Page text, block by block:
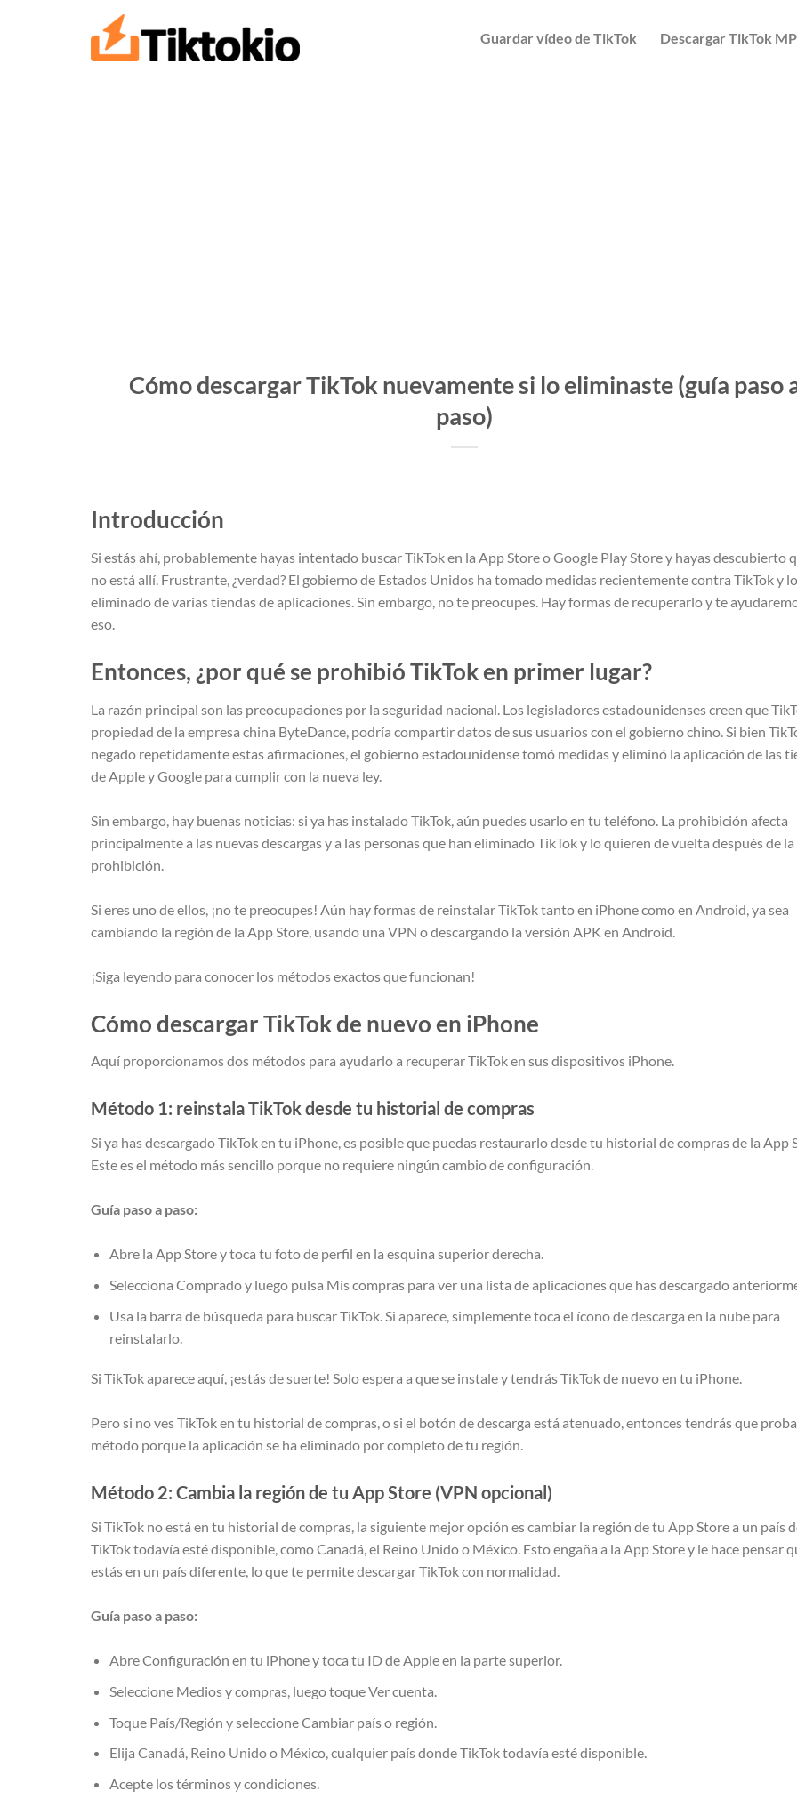
Guardar vídeo de TikTok Descargar TikTok
Cómo descargar TikTok nuevamente si lo eliminaste (guía paso
paso)
Introducción
Si estás ahí, probablemente hayas intentado buscar TikTok en la App Store o Google Play Store y hayas descubierto
no está allí. Frustrante, ¿verdad? El gobierno de Estados Unidos ha tomado medidas recientemente contra TikTok y
eliminado de varias tiendas de aplicaciones. Sin embargo, no te preocupes. Hay formas de recuperarlo y te
eso.
Entonces, ¿por qué se prohibió TikTok en primer lugar?
La razón principal son las preocupaciones por la seguridad nacional. Los legisladores estadounidenses creen que
propiedad de la empresa china ByteDance, podría compartir datos de sus usuarios con el gobierno chino. Si bien
negado repetidamente estas afirmaciones, el gobierno estadounidense tomó medidas y eliminó la aplicación de las
de Apple y Google para cumplir con la nueva ley.
Sin embargo, hay buenas noticias: si ya has instalado TikTok, aún puedes usarlo en tu teléfono. La prohibición afecta
principalmente a las nuevas descargas y a las personas que han eliminado TikTok y lo quieren de vuelta después de la
prohibición.
Si eres uno de ellos, ¡no te preocupes! Aún hay formas de reinstalar TikTok tanto en iPhone como en Android, ya sea
cambiando la región de la App Store, usando una VPN o descargando la versión APK en Android.
¡Siga leyendo para conocer los métodos exactos que funcionan!
Cómo descargar TikTok de nuevo en iPhone
Aquí proporcionamos dos métodos para ayudarlo a recuperar TikTok en sus dispositivos iPhone.
Método 1: reinstala TikTok desde tu historial de compras
Si ya has descargado TikTok en tu iPhone, es posible que puedas restaurarlo desde tu historial de compras de la App
Este es el método más sencillo porque no requiere ningún cambio de configuración.
Guía paso a paso:
Abre la App Store y toca tu foto de perfil en la esquina superior derecha.
Selecciona Comprado y luego pulsa Mis compras para ver una lista de aplicaciones que has descargado
Usa la barra de búsqueda para buscar TikTok. Si aparece, simplemente toca el ícono de descarga en la nube para
reinstalarlo.
Si TikTok aparece aquí, ¡estás de suerte! Solo espera a que se instale y tendrás TikTok de nuevo en tu iPhone.
Pero si no ves TikTok en tu historial de compras, o si el botón de descarga está atenuado, entonces tendrás que
método porque la aplicación se ha eliminado por completo de tu región.
Método 2: Cambia la región de tu App Store (VPN opcional)
Si TikTok no está en tu historial de compras, la siguiente mejor opción es cambiar la región de tu App Store a un país
TikTok todavía esté disponible, como Canadá, el Reino Unido o México. Esto engaña a la App Store y le hace pensar
estás en un país diferente, lo que te permite descargar TikTok con normalidad.
Guía paso a paso:
Abre Configuración en tu iPhone y toca tu ID de Apple en la parte superior.
Seleccione Medios y compras, luego toque Ver cuenta.
Toque País/Región y seleccione Cambiar país o región.
Elija Canadá, Reino Unido o México, cualquier país donde TikTok todavía esté disponible.
Acepte los términos y condiciones.